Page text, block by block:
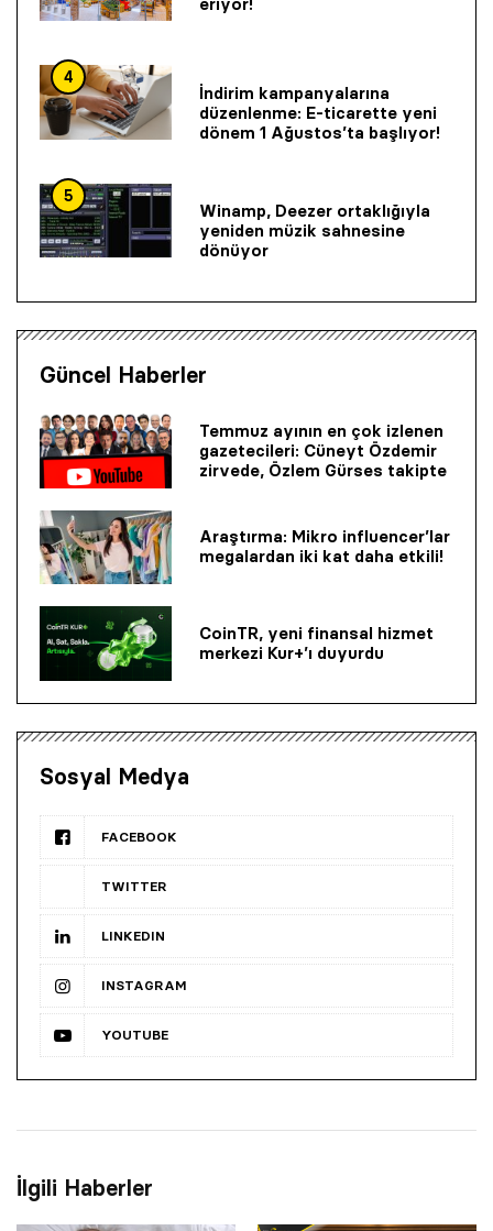
eriyor!
4
İndirim kampanyalarına
düzenlenme: E-ticarette yeni
dönem 1 Ağustos’ta başlıyor!
5
Winamp, Deezer ortaklığıyla
yeniden müzik sahnesine
dönüyor
Güncel Haberler
Temmuz ayının en çok izlenen
gazetecileri: Cüneyt Özdemir
zirvede, Özlem Gürses takipte
Araştırma: Mikro influencer’lar
megalardan iki kat daha etkili!
CoinTR, yeni finansal hizmet
merkezi Kur+’ı duyurdu
Sosyal Medya
FACEBOOK
TWITTER
LINKEDIN
INSTAGRAM
YOUTUBE
İlgili Haberler